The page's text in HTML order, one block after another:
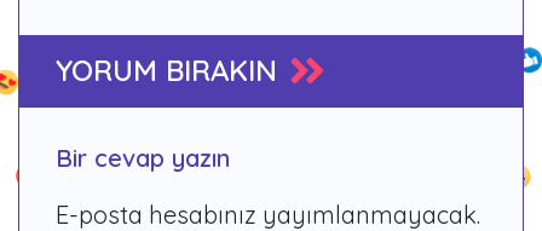
YORUM BIRAKIN
Bir cevap yazın
E-posta hesabınız yayımlanmayacak.